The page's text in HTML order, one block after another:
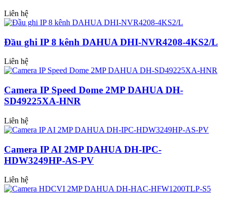
Liên hệ
Đầu ghi IP 8 kênh DAHUA DHI-NVR4208-4KS2/L
Liên hệ
Camera IP Speed Dome 2MP DAHUA DH-
SD49225XA-HNR
Liên hệ
Camera IP AI 2MP DAHUA DH-IPC-
HDW3249HP-AS-PV
Liên hệ